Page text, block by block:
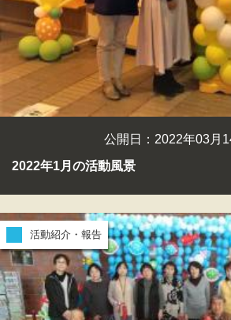
公開日：2022年03月
2022年1月の活動風景
活動紹介・報告